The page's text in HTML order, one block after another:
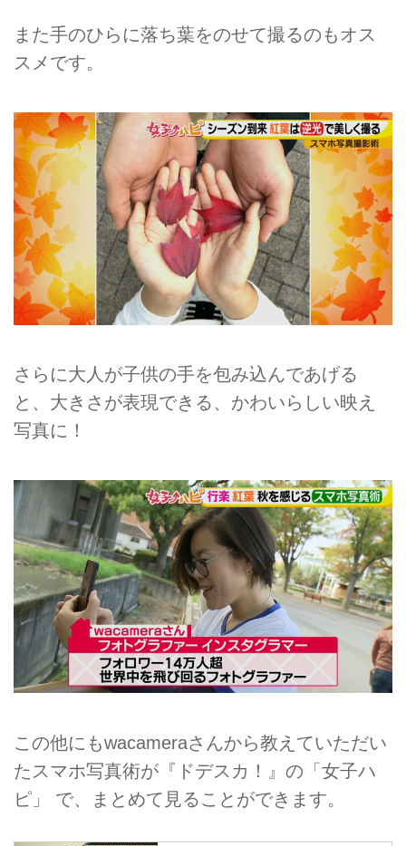
また手のひらに落ち葉をのせて撮るのもオス
スメです。
さらに大人が子供の手を包み込んであげる
と、大きさが表現できる、かわいらしい映え
写真に！
この他にもwacameraさんから教えていただい
たスマホ写真術が『ドデスカ！』の「女子ハ
ピ」 で、まとめて見ることができます。